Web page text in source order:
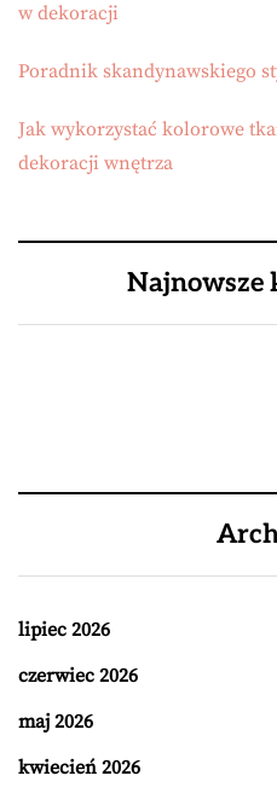
w dekoracji
Poradnik skandynawskiego
Jak wykorzystać kolorowe
dekoracji wnętrza
Najnowsze
lipiec 2026
czerwiec 2026
maj 2026
kwiecień 2026